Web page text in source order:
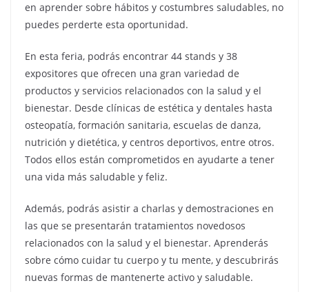
en aprender sobre hábitos y costumbres saludables, no
puedes perderte esta oportunidad.
En esta feria, podrás encontrar 44 stands y 38
expositores que ofrecen una gran variedad de
productos y servicios relacionados con la salud y el
bienestar. Desde clínicas de estética y dentales hasta
osteopatía, formación sanitaria, escuelas de danza,
nutrición y dietética, y centros deportivos, entre otros.
Todos ellos están comprometidos en ayudarte a tener
una vida más saludable y feliz.
Además, podrás asistir a charlas y demostraciones en
las que se presentarán tratamientos novedosos
relacionados con la salud y el bienestar. Aprenderás
sobre cómo cuidar tu cuerpo y tu mente, y descubrirás
nuevas formas de mantenerte activo y saludable.